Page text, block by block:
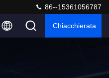
86--15361056787
Chiacchierata